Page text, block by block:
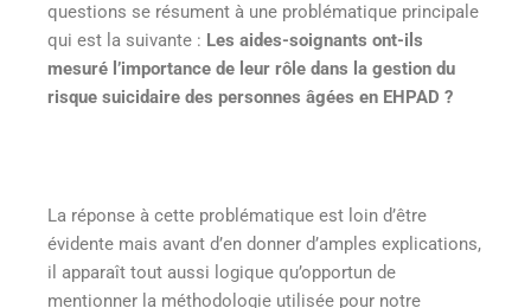
questions se résument à une problématique principale
qui est la suivante : Les aides-soignants ont-ils
mesuré l’importance de leur rôle dans la gestion du
risque suicidaire des personnes âgées en EHPAD ?
La réponse à cette problématique est loin d’être
évidente mais avant d’en donner d’amples explications,
il apparaît tout aussi logique qu’opportun de
mentionner la méthodologie utilisée pour notre